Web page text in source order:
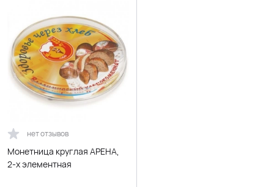
нет отзывов
Монетница круглая АРЕНА,
2-х элементная